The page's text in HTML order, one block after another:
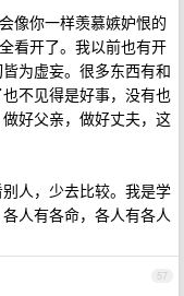
像你一样羡慕嫉妒恨的
看开了。我以前也有开
为虚妄。很多东西有和
不见得是好事，没有也
好父亲，做好丈夫，这
人，少去比较。我是学
人有各命，各人有各人
57